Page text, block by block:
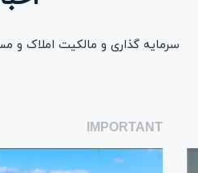
سرمایه گذاری و مالکیت املاک و
IMPORTANT